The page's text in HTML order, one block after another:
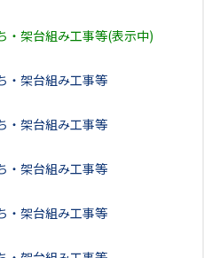
・架台組み工事等(表示中)
・架台組み工事等
・架台組み工事等
・架台組み工事等
・架台組み工事等